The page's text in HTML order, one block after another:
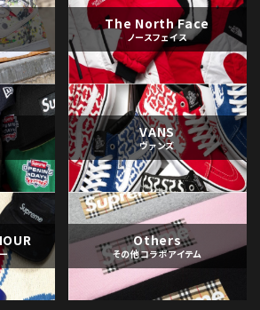
The North Face
ノースフェイス
VANS
ヴァンズ
Others
その他コラボアイテム